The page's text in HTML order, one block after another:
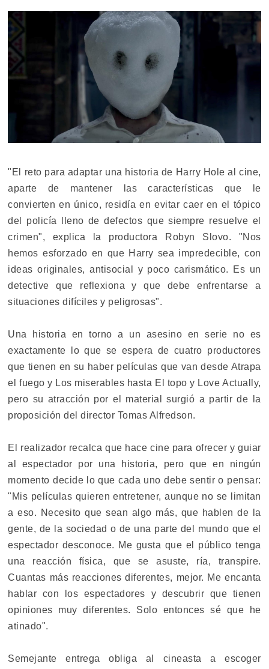
"El reto para adaptar una historia de Harry Hole al cine,
aparte de mantener las características que le
convierten en único, residía en evitar caer en el tópico
del policía lleno de defectos que siempre resuelve el
crimen", explica la productora Robyn Slovo. "Nos
hemos esforzado en que Harry sea impredecible, con
ideas originales, antisocial y poco carismático. Es un
detective que reflexiona y que debe enfrentarse a
situaciones difíciles y peligrosas".
Una historia en torno a un asesino en serie no es
exactamente lo que se espera de cuatro productores
que tienen en su haber películas que van desde Atrapa
el fuego y Los miserables hasta El topo y Love Actually,
pero su atracción por el material surgió a partir de la
proposición del director Tomas Alfredson.
El realizador recalca que hace cine para ofrecer y guiar
al espectador por una historia, pero que en ningún
momento decide lo que cada uno debe sentir o pensar:
"Mis películas quieren entretener, aunque no se limitan
a eso. Necesito que sean algo más, que hablen de la
gente, de la sociedad o de una parte del mundo que el
espectador desconoce. Me gusta que el público tenga
una reacción física, que se asuste, ría, transpire.
Cuantas más reacciones diferentes, mejor. Me encanta
hablar con los espectadores y descubrir que tienen
opiniones muy diferentes. Solo entonces sé que he
atinado".
Semejante entrega obliga al cineasta a escoger